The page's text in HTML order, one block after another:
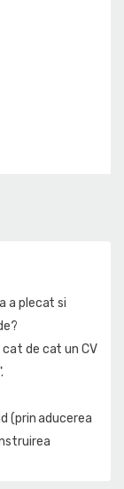
a plecat si
de cat un CV
(prin aducerea